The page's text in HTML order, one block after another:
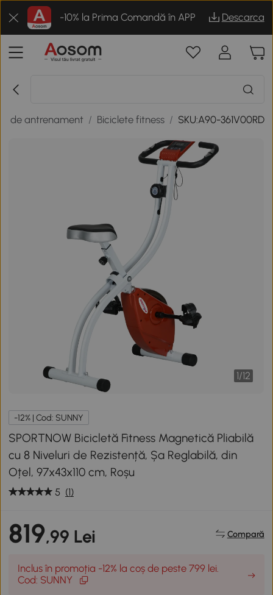
-10% la Prima Comandă în APP Descarca
de antrenament / Biciclete fitness / SKU:A90-361V00RD
1/12
-12% | Cod: SUNNY
SPORTNOW Bicicletă Fitness Magnetică Pliabilă
cu 8 Niveluri de Rezistență, Șa Reglabilă, din
Oțel, 97x43x110 cm, Roșu
5 (1)
819,99 Lei Compară
Inclus în promoția -12% la coș de peste 799 lei.
Cod: SUNNY